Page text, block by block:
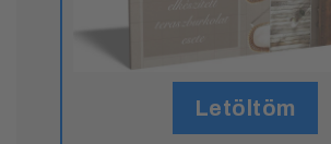
Letöltöm